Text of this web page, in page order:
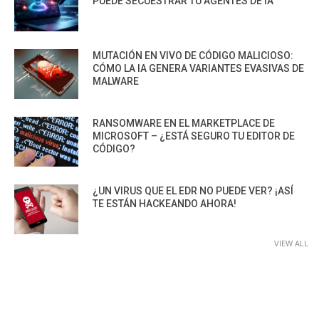
MUTACIÓN EN VIVO DE CÓDIGO MALICIOSO:
CÓMO LA IA GENERA VARIANTES EVASIVAS DE
MALWARE
RANSOMWARE EN EL MARKETPLACE DE
MICROSOFT – ¿ESTÁ SEGURO TU EDITOR DE
CÓDIGO?
¿UN VIRUS QUE EL EDR NO PUEDE VER? ¡ASÍ
TE ESTÁN HACKEANDO AHORA!
VIEW ALL